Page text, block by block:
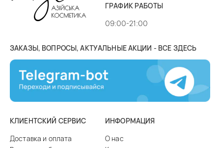
ГРАФИК РАБОТЫ
09:00-21:00
ЗАКАЗЫ, ВОПРОСЫ, АКТУАЛЬНЫЕ АКЦИИ - ВСЕ ЗДЕСЬ
КЛИЕНТСКИЙ СЕРВИС
Доставка и оплата
ИНФОРМАЦИЯ
О нас